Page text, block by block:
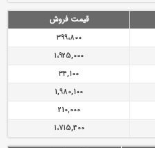
قیمت فروش
399،800
1،925,000
34,100
1,980,100
210,000
1،715,400